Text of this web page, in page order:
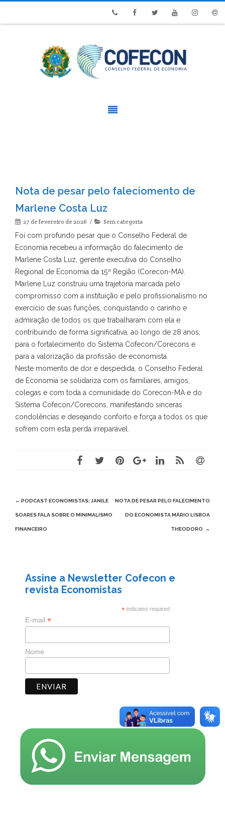
Nota de pesar pelo faleciomento de
Marlene Costa Luz
27 de fevereiro de 2026 Sem categoria
Foi com profundo pesar que o Conselho Federal de
Economia recebeu a informação do falecimento de
Marlene Costa Luz, gerente executiva do Conselho
Regional de Economia da 15ª Região (Corecon-MA).
Marlene Luz construiu uma trajetória marcada pelo
compromisso com a instituição e pelo profissionalismo no
exercício de suas funções, conquistando o carinho e
admiração de todos os que trabalharam com ela e
contribuindo de forma significativa, ao longo de 28 anos,
para o fortalecimento do Sistema Cofecon/Corecons e
para a valorização da profissão de economista.
Neste momento de dor e despedida, o Conselho Federal
de Economia se solidariza com os familiares, amigos,
colegas e com toda a comunidade do Corecon-MA e do
Sistema Cofecon/Corecons, manifestando sinceras
condolências e desejando conforto e força a todos os que
sofrem com esta perda irreparável.
Post
navigation
← PODCAST ECONOMISTAS: JANILE
SOARES FALA SOBRE O MINIMALISMO
FINANCEIRO
NOTA DE PESAR PELO FALECIMENTO
DO ECONOMISTA MÁRIO LISBOA
THEODORO →
Assine a Newsletter Cofecon e
revista Economistas
* indicates required
E-mail *
Nome